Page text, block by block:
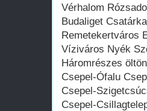
Vérhalom
Budaliget
Remetekertváros
Víziváros Nyék
Háromrészes
Csepel-Ófalu
Csepel-
Csepel-